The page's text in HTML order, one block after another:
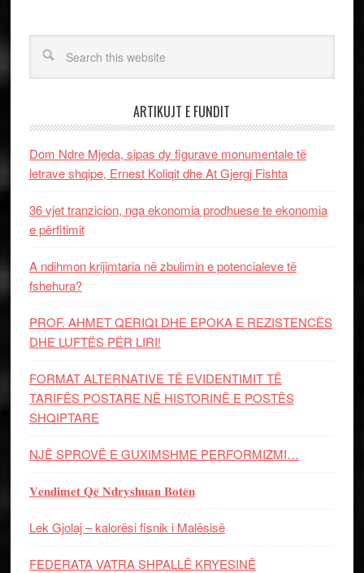
ARTIKUJT E FUNDIT
Dom Ndre Mjeda, sipas dy figurave monumentale të
letrave shqipe, Ernest Koliqit dhe At Gjergj Fishta
36 vjet tranzicion, nga ekonomia prodhuese te ekonomia
e përfitimit
A ndihmon krijimtaria në zbulimin e potencialeve të
fshehura?
PROF. AHMET QERIQI DHE EPOKA E REZISTENCЁS
DHE LUFTЁS PЁR LIRI!
FORMAT ALTERNATIVE TË EVIDENTIMIT TË
TARIFËS POSTARE NË HISTORINË E POSTËS
SHQIPTARE
NJË SPROVË E GUXIMSHME PERFORMIZMI…
𝐕𝐞𝐧𝐝𝐢𝐦𝐞𝐭 𝐐𝐞̈ 𝐍𝐝𝐫𝐲𝐬𝐡𝐮𝐚𝐧 𝐁𝐨𝐭𝐞̈𝐧
Lek Gjolaj – kalorësi fisnik i Malësisë
FEDERATA VATRA SHPALLË KRYESINË